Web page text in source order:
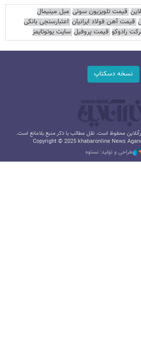
قیمت تلویزیون سونی مبل مینیمال
قیمت آهن فولاد ایرانیان اعتبارسنجی بانکی
رادوکو قیمت پروفیل سایت یوتوتایمز
نسخه دسکتاپ
محفوظ است. نقل مطالب با ذکر منبع بلامانع است.
Copyright © 2025 khabaronline News
طراحی و تولید: نستوه